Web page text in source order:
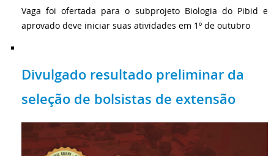
Vaga foi ofertada para o subprojeto Biologia do Pibid e
aprovado deve iniciar suas atividades em 1º de outubro
Divulgado resultado preliminar da
seleção de bolsistas de extensão